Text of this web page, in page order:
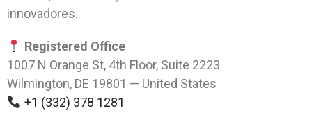
innovadores.
Registered Office
1007 N Orange St, 4th Floor, Suite 2223
Wilmington, DE 19801 — United States
+1 (332) 378 1281